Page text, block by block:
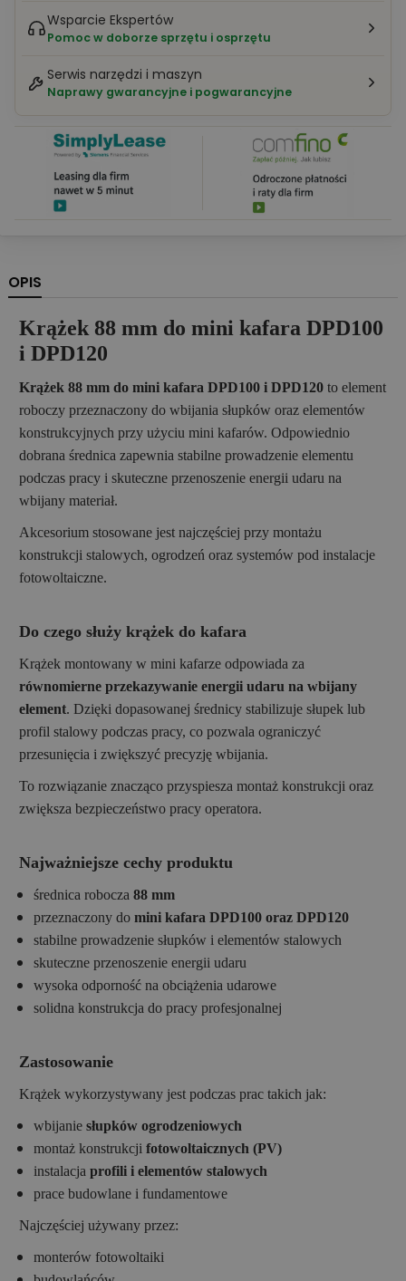
Wsparcie Ekspertów
Pomoc w doborze sprzętu i osprzętu
Serwis narzędzi i maszyn
Naprawy gwarancyjne i pogwarancyjne
OPIS
Krążek 88 mm do mini kafara DPD100
i DPD120
Krążek 88 mm do mini kafara DPD100 i DPD120 to element
roboczy przeznaczony do wbijania słupków oraz elementów
konstrukcyjnych przy użyciu mini kafarów. Odpowiednio
dobrana średnica zapewnia stabilne prowadzenie elementu
podczas pracy i skuteczne przenoszenie energii udaru na
wbijany materiał.
Akcesorium stosowane jest najczęściej przy montażu
konstrukcji stalowych, ogrodzeń oraz systemów pod instalacje
fotowoltaiczne.
Do czego służy krążek do kafara
Krążek montowany w mini kafarze odpowiada za
równomierne przekazywanie energii udaru na wbijany
element. Dzięki dopasowanej średnicy stabilizuje słupek lub
profil stalowy podczas pracy, co pozwala ograniczyć
przesunięcia i zwiększyć precyzję wbijania.
To rozwiązanie znacząco przyspiesza montaż konstrukcji oraz
zwiększa bezpieczeństwo pracy operatora.
Najważniejsze cechy produktu
średnica robocza 88 mm
przeznaczony do mini kafara DPD100 oraz DPD120
stabilne prowadzenie słupków i elementów stalowych
skuteczne przenoszenie energii udaru
wysoka odporność na obciążenia udarowe
solidna konstrukcja do pracy profesjonalnej
Zastosowanie
Krążek wykorzystywany jest podczas prac takich jak:
wbijanie słupków ogrodzeniowych
montaż konstrukcji fotowoltaicznych (PV)
instalacja profili i elementów stalowych
prace budowlane i fundamentowe
Najczęściej używany przez:
monterów fotowoltaiki